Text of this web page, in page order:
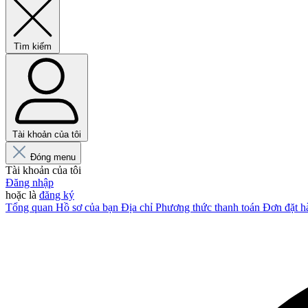
Tìm kiếm
Tài khoản của tôi
Đóng menu
Tài khoản của tôi
Đăng nhập
hoặc là đăng ký
Tổng quan Hồ sơ của bạn Địa chỉ Phương thức thanh toán Đơn đặt